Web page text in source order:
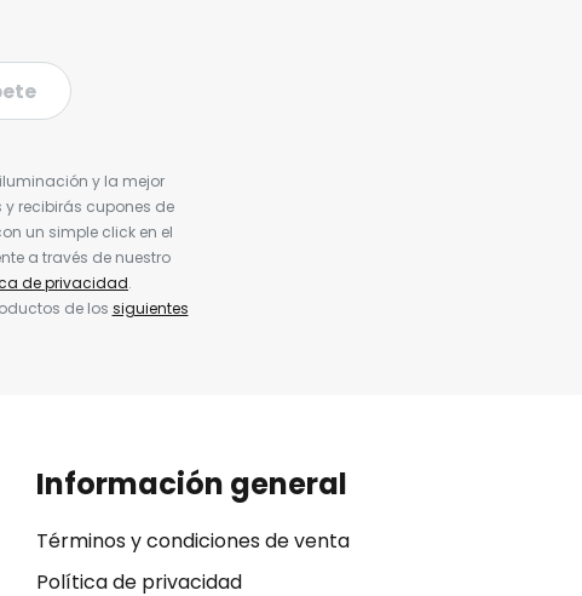
y la mejor
recibirás cupones de
un simple click en el
a través de nuestro
de privacidad.
de los siguientes
Información general
Términos y condiciones de venta
Política de privacidad